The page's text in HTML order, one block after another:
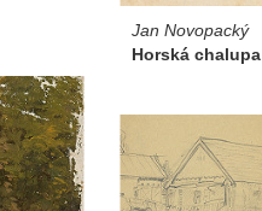
Jan Novopacký
Horská chalupa